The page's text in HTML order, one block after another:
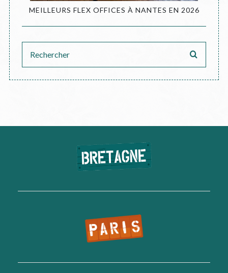
MEILLEURS FLEX OFFICES À NANTES EN 2026